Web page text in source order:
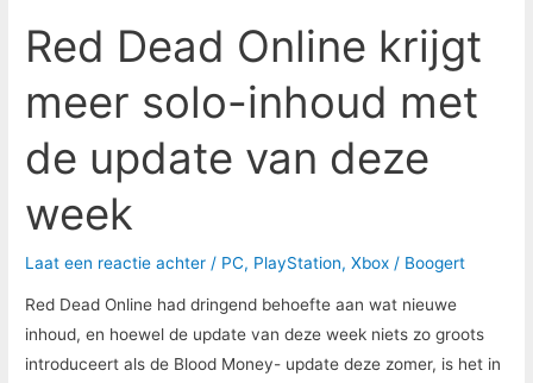
Red Dead Online krijgt
meer solo-inhoud met
de update van deze
week
Laat een reactie achter / PC, PlayStation,Xbox / Boogert
Red Dead Online had dringend behoefte aan wat nieuwe
inhoud, en hoewel de update van deze week niets zo groots
introduceert als de Blood Money- update deze zomer, is het in
van
deze
week